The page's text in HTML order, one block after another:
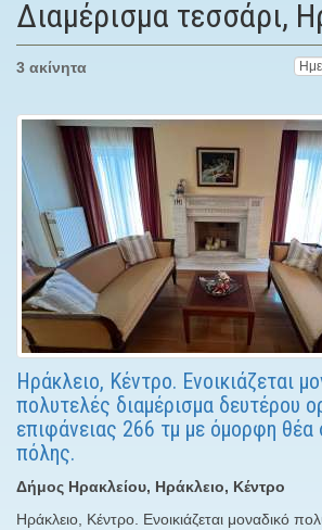
Διαμέρισμα τεσσάρι,
3 ακίνητα
Ηράκλειο, Κέντρο. Ενοικιάζεται
πολυτελές διαμέρισμα δευτέρου
επιφάνειας 266 τμ με όμορφη θέα
πόλης.
Δήμος Ηρακλείου, Ηράκλειο, Κέντρο
Ηράκλειο, Κέντρο. Ενοικιάζεται μοναδικό